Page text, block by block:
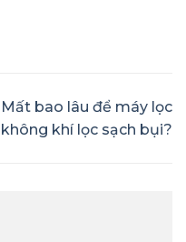
Mất bao lâu để máy lọc
không khí lọc sạch bụi?